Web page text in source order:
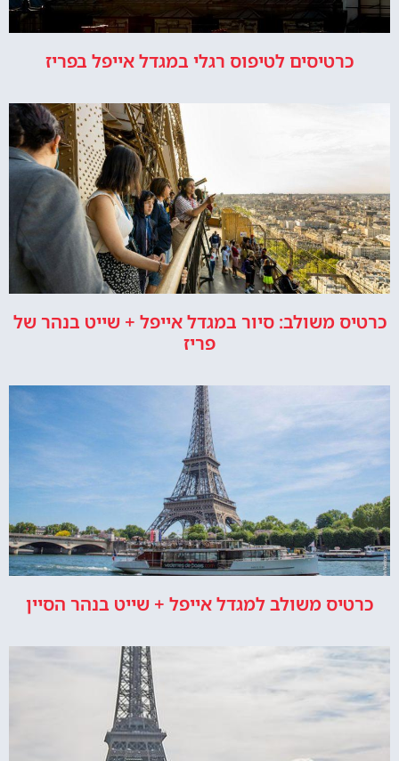
כרטיסים לטיפוס רגלי במגדל אייפל בפריז
כרטיס משולב: סיור במגדל אייפל + שייט בנהר של
פריז
כרטיס משולב למגדל אייפל + שייט בנהר הסיין